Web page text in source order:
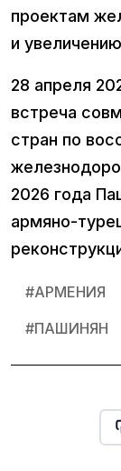
проектам
и
28 апреля
встреча
стран по
2026 года
армяно-
#АРМЕНИЯ
#ПАШИНЯН